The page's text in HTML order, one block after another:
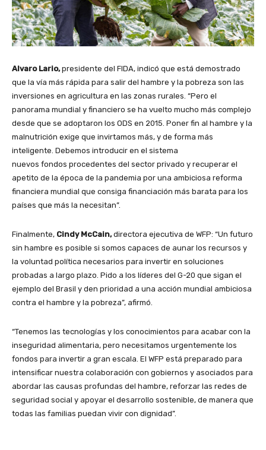
Alvaro Lario,presidente del FIDA, indicó que está demostrado
que la vía más rápida para salir del hambre y la pobreza son las
inversiones en agricultura en las zonas rurales. “Pero el
panorama mundial y financiero se ha vuelto mucho más complejo
desde que se adoptaron los ODS en 2015. Poner fin al hambre y la
malnutrición exige que invirtamos más, y de forma más
inteligente. Debemos introducir en el sistema
nuevos fondos procedentes del sector privado y recuperar el
apetito de la época de la pandemia por una ambiciosa reforma
financiera mundial que consiga financiación más barata para los
países que más la necesitan”.
Finalmente, Cindy McCain,directora ejecutiva de WFP: “Un futuro
sin hambre es posible si somos capaces de aunar los recursos y
la voluntad política necesarios para invertir en soluciones
probadas a largo plazo. Pido a los líderes del G-20 que sigan el
ejemplo del Brasil y den prioridad a una acción mundial ambiciosa
contra el hambre y la pobreza”, afirmó.
“Tenemos las tecnologías y los conocimientos para acabar con la
inseguridad alimentaria, pero necesitamos urgentemente los
fondos para invertir a gran escala. El WFP está preparado para
intensificar nuestra colaboración con gobiernos y asociados para
abordar las causas profundas del hambre, reforzar las redes de
seguridad social y apoyar el desarrollo sostenible, de manera que
todas las familias puedan vivir con dignidad”.